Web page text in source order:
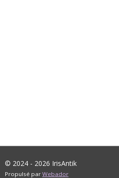
© 2024 - 2026 IrisAntik
Propulsé par Webador